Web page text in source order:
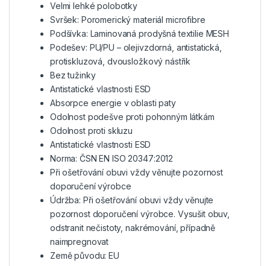
Velmi lehké polobotky
Svršek: Poromerický materiál microfibre
Podšívka: Laminovaná prodyšná textilie MESH
Podešev: PU/PU – olejivzdorná, antistatická,
protiskluzová, dvousložkový nástřik
Bez tužinky
Antistatické vlastnosti ESD
Absorpce energie v oblasti paty
Odolnost podešve proti pohonným látkám
Odolnost proti skluzu
Antistatické vlastnosti ESD
Norma: ČSN EN ISO 20347:2012
Při ošetřování obuvi vždy věnujte pozornost
doporučení výrobce
Údržba: Při ošetřování obuvi vždy věnujte
pozornost doporučení výrobce. Vysušit obuv,
odstranit nečistoty, nakrémování, případně
naimpregnovat
Země původu: EU